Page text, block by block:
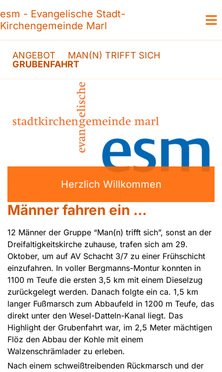
esm - Evangelische Stadt-
Kirchengemeinde Marl
ANGEBOT
MAN(N) TRIFFT SICH
GRUBENFAHRT
Herzlich Willkommen
Männer fahren ein ...
12 Männer der Gruppe “Man(n) trifft sich”, sonst an der
Dreifaltigkeitskirche zuhause, trafen sich am 29.
Oktober, um auf AV Schacht 3/7 zu einer Frühschicht
einzufahren. In voller Bergmanns-Montur konnten in
1100 m Teufe die ersten 3,5 km mit einem Dieselzug
zurückgelegt werden. Danach folgte ein ca. 1,5 km
langer Fußmarsch zum Abbaufeld in 1200 m Teufe, das
direkt unter den Wesel-Datteln-Kanal liegt. Das
Highlight der Grubenfahrt war, im 2,5 Meter mächtigen
Flöz den Abbau der Kohle mit einem
Walzenschrämlader zu erleben.
Nach einem schweißtreibenden Rückmarsch und der